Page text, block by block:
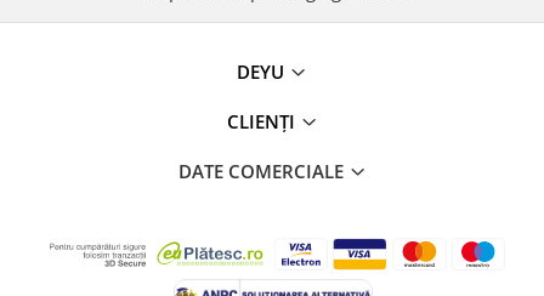
DEYU
CLIENȚI
DATE COMERCIALE